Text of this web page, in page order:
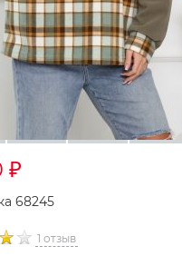
₽
68245
1 отзыв